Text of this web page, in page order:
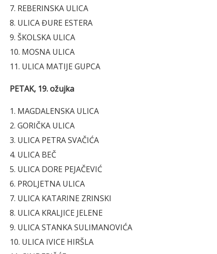
7. REBERINSKA ULICA
8. ULICA ĐURE ESTERA
9. ŠKOLSKA ULICA
10. MOSNA ULICA
11. ULICA MATIJE GUPCA
PETAK, 19. ožujka
1. MAGDALENSKA ULICA
2. GORIČKA ULICA
3. ULICA PETRA SVAČIĆA
4. ULICA BEČ
5. ULICA DORE PEJAČEVIĆ
6. PROLJETNA ULICA
7. ULICA KATARINE ZRINSKI
8. ULICA KRALJICE JELENE
9. ULICA STANKA SULIMANOVIĆA
10. ULICA IVICE HIRŠLA